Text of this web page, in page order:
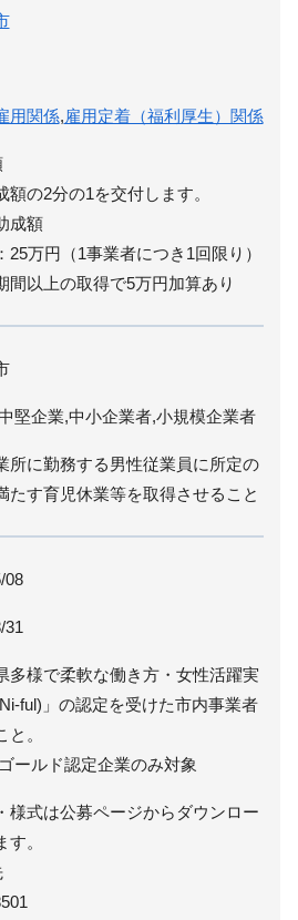
用関係,雇用定着（福利厚生）関係
額の2分の1を交付します。
成額
25万円（1事業者につき1回限り）
間以上の取得で5万円加算あり
堅企業,中小企業者,小規模企業者
所に勤務する男性従業員に所定の
たす育児休業等を取得させること
08
31
多様で柔軟な働き方・女性活躍実
ful)」の認定を受けた市内事業者
と。
ールド認定企業のみ対象
様式は公募ページからダウンロー
す。